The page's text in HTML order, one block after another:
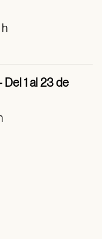
1 al 23 de